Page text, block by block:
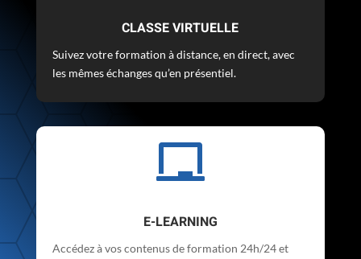
CLASSE VIRTUELLE
Suivez votre formation à distance, en direct, avec
les mêmes échanges qu’en présentiel.

E-LEARNING
Accédez à vos contenus de formation 24h/24 et